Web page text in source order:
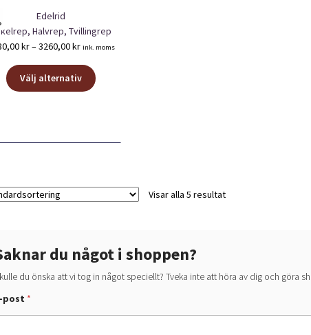
Edelrid
Halvrep, Tvillingrep
kr–3260,00krPrisintervall:
till
3260,00 kr
ink. moms
Välj alternativ
Den
här
alternativen
produktsidan
Visar alla 5 resultat
du något i shoppen?
du önska att vi tog in något speciellt? Tveka inte att höra av dig och göra
post *